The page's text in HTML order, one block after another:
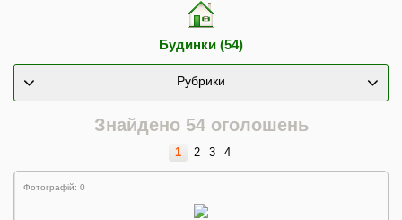
Будинки (54)
Рубрики
Знайдено 54 оголошень
1 2 3 4
Фотографій: 0